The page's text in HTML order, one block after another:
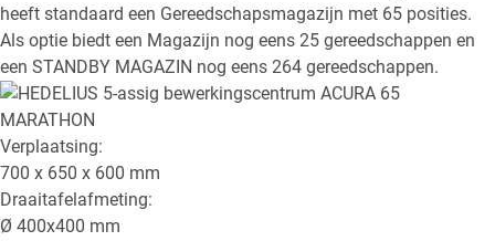
heeft standaard een Gereedschapsmagazijn met 65 posities.
Als optie biedt een Magazijn nog eens 25 gereedschappen en
een STANDBY MAGAZIN nog eens 264 gereedschappen.
Verplaatsing:
700 x 650 x 600 mm
Draaitafelafmeting:
Ø 400x400 mm